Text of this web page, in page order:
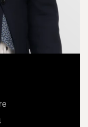
förhöjer
fördelar. På
grill och
plats för